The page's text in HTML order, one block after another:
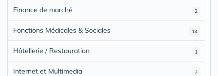
2
Finance de marché
14
Fonctions Médicales & Sociales
1
Hôtellerie / Restauration
7
Internet et Multimedia